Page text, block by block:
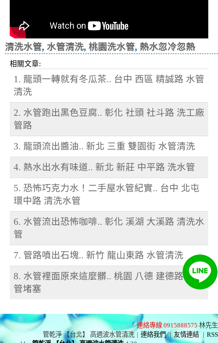
清洗水管, 水管清洗, 桃園洗水管, 熱水忽冷忽熱
相關文章:
1. 龍頭一轉就有冬瓜茶.. 台中 西區 精誠路 水管
清洗
2. 水管跑出黑色豆腐.. 彰化 社頭 社斗路 洗工廠
管路
3. 龍頭流出醬油.. 新北 三重 雙園街 水管清洗
4. 熱水出水有味道.. 新北 新莊 中平路 洗水管
5. 恐怖巧克力水！二手屋水管紀實.. 台中 北屯
環中路 清洗水管
6. 水管流出恐怖咖啡.. 彰化 溪湖 大溪路 清洗水
管
7. 管路噴出石塊.. 新竹 龍山東路 水管清洗
8. 水管裡面原來這麼髒.. 桃園 八德 建德路 熱水
管堵塞
連絡專線 0915888575 林先生
管乾淨 【台北】 高週波水管清洗 | 連絡我們 | 友情連結 | RSS